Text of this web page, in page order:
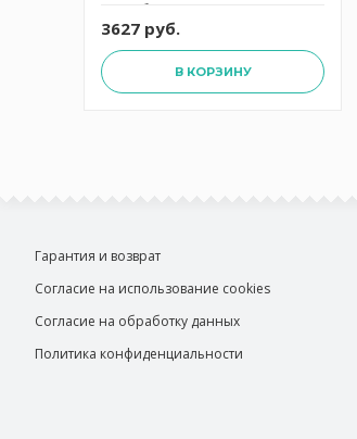
серебристым кантом Anna
Lafarg Emily
3627 руб.
В КОРЗИНУ
Гарантия и возврат
Согласие на использование cookies
Согласие на обработку данных
Политика конфиденциальности